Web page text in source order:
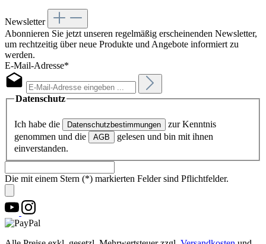
Newsletter
Abonnieren Sie jetzt unseren regelmäßig erscheinenden Newsletter,
um rechtzeitig über neue Produkte und Angebote informiert zu
werden.
E-Mail-Adresse*
Datenschutz
Ich habe die Datenschutzbestimmungen
zur Kenntnis
genommen und die
AGB
gelesen und bin mit ihnen
einverstanden.
Die mit einem Stern (*) markierten Felder sind Pflichtfelder.